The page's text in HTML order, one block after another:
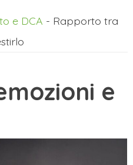
e DCA - Rapporto tra
e